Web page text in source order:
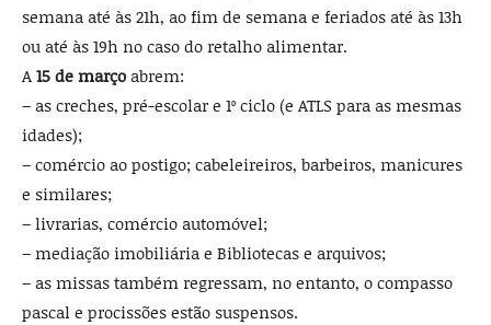
semana até às 21h, ao fim de semana e feriados até às 13h
ou até às 19h no caso do retalho alimentar.
A 15 de março abrem:
– as creches, pré-escolar e 1º ciclo (e ATLS para as mesmas
idades);
– comércio ao postigo; cabeleireiros, barbeiros, manicures
e similares;
– livrarias, comércio automóvel;
– mediação imobiliária e Bibliotecas e arquivos;
– as missas também regressam, no entanto, o compasso
pascal e procissões estão suspensos.